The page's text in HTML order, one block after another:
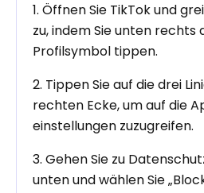
1. Öffnen Sie TikTok und
zu, indem Sie unten rechts
Profilsymbol tippen.
2. Tippen Sie auf die drei
rechten Ecke, um auf die
einstellungen zuzugreifen.
3. Gehen Sie zu
unten und wählen Sie